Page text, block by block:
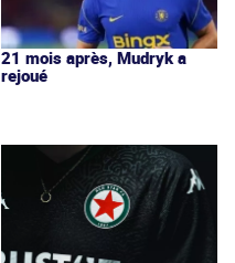
21 mois après, Mudryk a
rejoué